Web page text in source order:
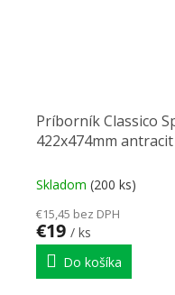
Príborník Classico
422x474mm antracit
Skladom (200 ks)
€15,45 bez DPH
€19 / ks
Do košíka